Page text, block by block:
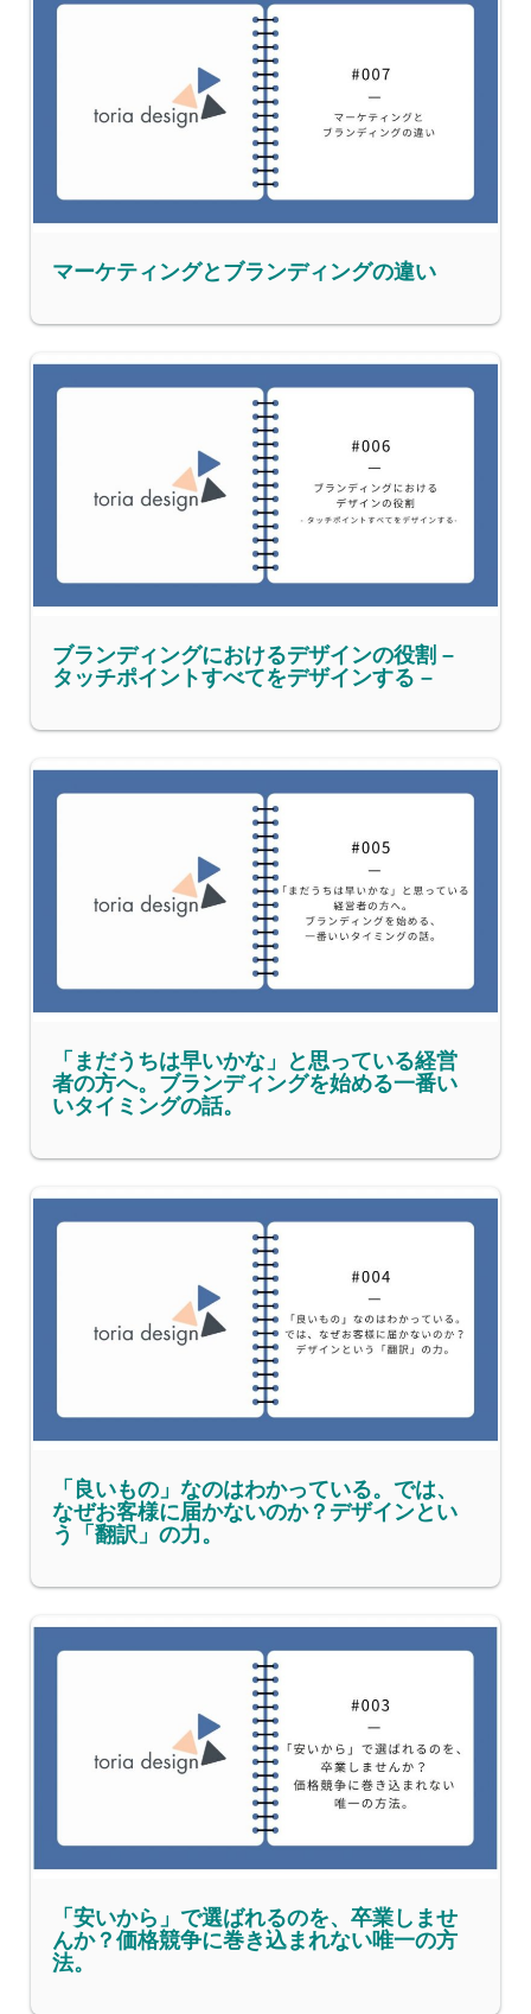
マーケティングとブランディングの違い
ブランディングにおけるデザインの役割 –
タッチポイントすべてをデザインする –
「まだうちは早いかな」と思っている経営
者の方へ。ブランディングを始める一番い
いタイミングの話。
「良いもの」なのはわかっている。では、
なぜお客様に届かないのか？デザインとい
う「翻訳」の力。
「安いから」で選ばれるのを、卒業しませ
んか？価格競争に巻き込まれない唯一の方
法。